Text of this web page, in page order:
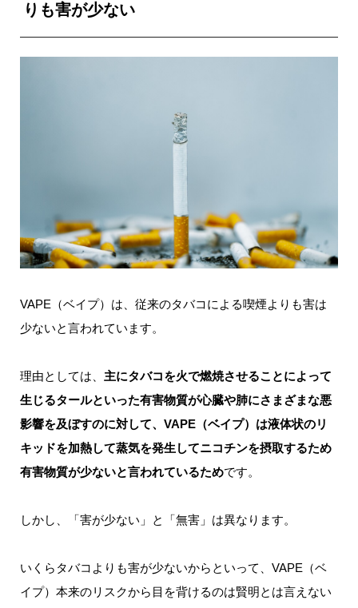
りも害が少ない
VAPE（ベイプ）は、従来のタバコによる喫煙よりも害は
少ないと言われています。
理由としては、 主にタバコを火で燃焼させることによって
生じるタールといった有害物質が心臓や肺にさまざまな悪
影響を及ぼすのに対して、VAPE（ベイプ）は液体状のリ
キッドを加熱して蒸気を発生してニコチンを摂取するため
有害物質が少ないと言われているためです。
しかし、「害が少ない」と「無害」は異なります。
いくらタバコよりも害が少ないからといって、VAPE（ベ
イプ）本来のリスクから目を背けるのは賢明とは言えない